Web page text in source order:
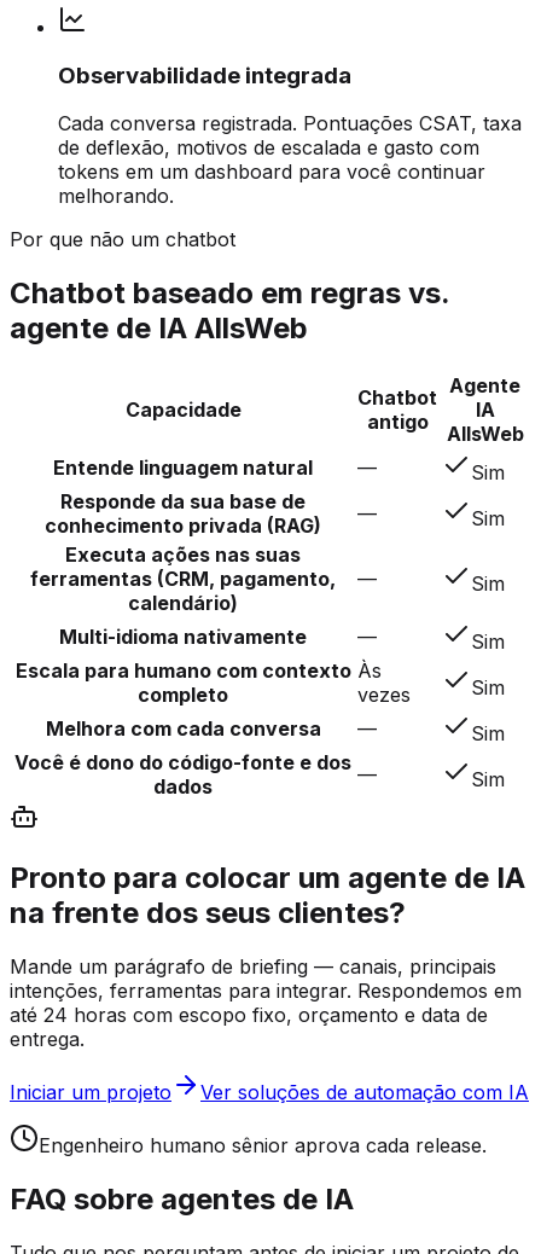
Observabilidade integrada
Cada conversa registrada. Pontuações CSAT, taxa
de deflexão, motivos de escalada e gasto com
tokens em um dashboard para você continuar
melhorando.
Por que não um chatbot
Chatbot baseado em regras vs.
agente de IA AllsWeb
Capacidade
Chatbot
antigo
Agente
IA
AllsWeb
Entende linguagem natural
—
Sim
Responde da sua base de
conhecimento privada (RAG)
—
Sim
Executa ações nas suas
ferramentas (CRM, pagamento,
calendário)
— Sim
Multi-idioma nativamente —
Sim
Escala para humano com contexto
completo
Às
vezes
Sim
Melhora com cada conversa
—
Sim
Você é dono do código-fonte e dos
dados
— Sim
Pronto para colocar um agente de IA
na frente dos seus clientes?
Mande um parágrafo de briefing — canais, principais
intenções, ferramentas para integrar. Respondemos em
até 24 horas com escopo fixo, orçamento e data de
entrega.
Iniciar um projeto Ver soluções de automação com IA
Engenheiro humano sênior aprova cada release.
FAQ sobre agentes de IA